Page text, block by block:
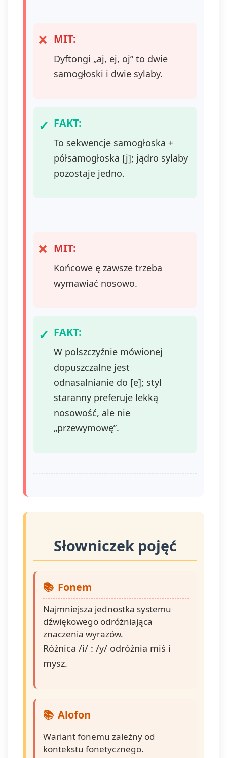
MIT:
Dyftongi „aj, ej, oj” to dwie
samogłoski i dwie sylaby.
FAKT:
To sekwencje samogłoska +
półsamogłoska [j]; jądro sylaby
pozostaje jedno.
MIT:
Końcowe ę zawsze trzeba
wymawiać nosowo.
FAKT:
W polszczyźnie mówionej
dopuszczalne jest
odnasalnianie do [e]; styl
staranny preferuje lekką
nosowość, ale nie
„przewymowę”.
Słowniczek pojęć
Fonem
Najmniejsza jednostka systemu
dźwiękowego odróżniająca
znaczenia wyrazów.
Różnica /i/ : /y/ odróżnia miś i
mysz.
Alofon
Wariant fonemu zależny od
kontekstu fonetycznego.